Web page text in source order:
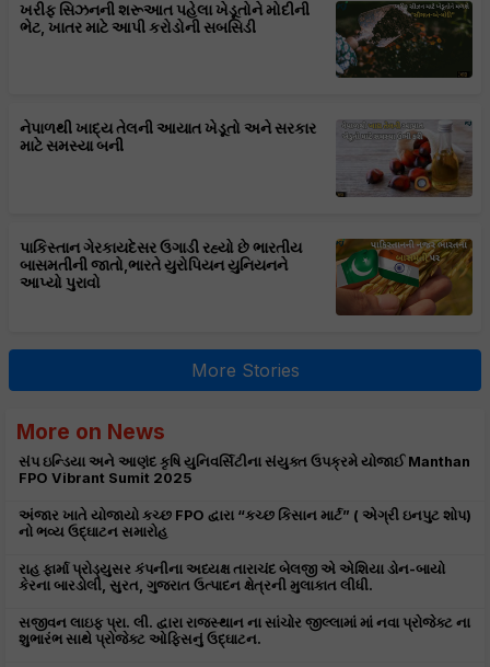
ખરીફ સિઝનની શરૂઆત પહેલા ખેડૂતોને મોદીની
ભેટ, ખાતર માટે આપી કરોડોની સબસિડી
નેપાળથી ખાદ્ય તેલની આયાત ખેડૂતો અને સરકાર
માટે સમસ્યા બની
પાકિસ્તાન ગેરકાયદેસર ઉગાડી રહ્યો છે ભારતીય
બાસમતીની જાતો,ભારતે યુરોપિયન યુનિયનને
આપ્યો પુરાવો
More Stories
More on News
સંપ ઇન્ડિયા અને આણંદ કૃષિ યુનિવર્સિટીના સંયુક્ત ઉપક્રમે યોજાઈ Manthan
FPO Vibrant Sumit 2025
અંજાર ખાતે યોજાયો કચ્છ FPO દ્વારા “કચ્છ કિસાન માર્ટ” ( એગ્રી ઇનપુટ શોપ)
નો ભવ્ય ઉદ્ઘાટન સમારોહ
રાહ ફાર્મા પ્રોડ્યુસર કંપનીના અધ્યક્ષ તારાચંદ બેલજી એ એશિયા ડોન-બાયો
કેરના બારડોલી, સુરત, ગુજરાત ઉત્પાદન ક્ષેત્રની મુલાકાત લીધી.
સજીવન લાઇફ પ્રા. લી. દ્વારા રાજસ્થાન ના સાંચોર જીલ્લામાં માં નવા પ્રોજેક્ટ ના
શુભારંભ સાથે પ્રોજેક્ટ ઓફિસનું ઉદ્ઘાટન.